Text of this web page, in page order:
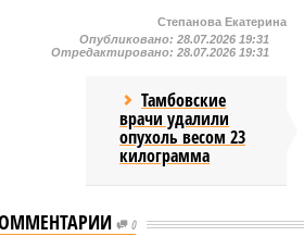
Степанова Екатерина
Опубликовано: 28.07.2026 19:31
Отредактировано: 28.07.2026 19:31
Тамбовские
врачи удалили
опухоль весом 23
килограмма
0